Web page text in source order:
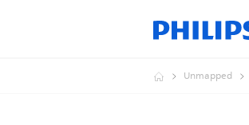
Unmapped